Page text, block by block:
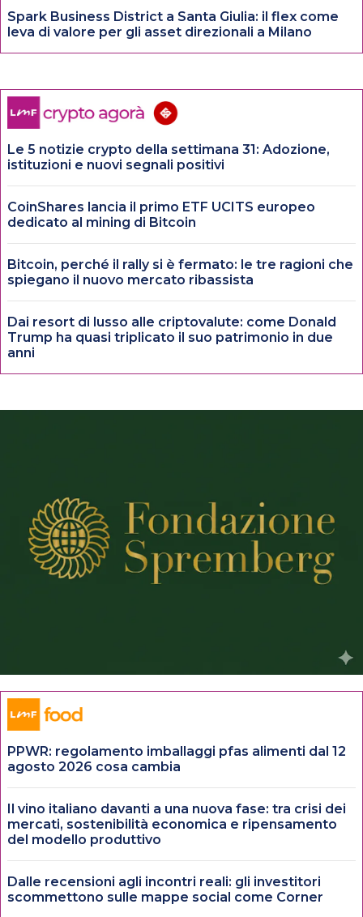
Spark Business District a Santa Giulia: il flex come
leva di valore per gli asset direzionali a Milano
Le 5 notizie crypto della settimana 31: Adozione,
istituzioni e nuovi segnali positivi
CoinShares lancia il primo ETF UCITS europeo
dedicato al mining di Bitcoin
Bitcoin, perché il rally si è fermato: le tre ragioni che
spiegano il nuovo mercato ribassista
Dai resort di lusso alle criptovalute: come Donald
Trump ha quasi triplicato il suo patrimonio in due
anni
PPWR: regolamento imballaggi pfas alimenti dal 12
agosto 2026 cosa cambia
Il vino italiano davanti a una nuova fase: tra crisi dei
mercati, sostenibilità economica e ripensamento
del modello produttivo
Dalle recensioni agli incontri reali: gli investitori
scommettono sulle mappe social come Corner